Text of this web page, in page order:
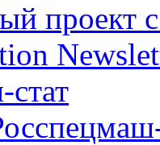
проект